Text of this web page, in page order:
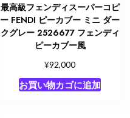
最高級フェンディスーパーコピ
ー FENDI ピーカブー ミニ ダー
クグレー 2526677 フェンディ
ピーカブー風
¥92,000
お買い物カゴに追加